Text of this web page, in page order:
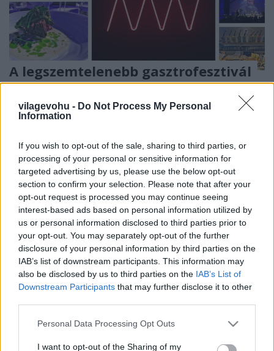
vilagevohu - Do Not Process My Personal
Information
If you wish to opt-out of the sale, sharing to third parties, or
processing of your personal or sensitive information for
targeted advertising by us, please use the below opt-out
section to confirm your selection. Please note that after your
opt-out request is processed you may continue seeing
interest-based ads based on personal information utilized by
us or personal information disclosed to third parties prior to
your opt-out. You may separately opt-out of the further
disclosure of your personal information by third parties on the
IAB’s list of downstream participants. This information may
also be disclosed by us to third parties on the IAB’s List of
Downstream Participants that may further disclose it to other
Please note that this website/app uses one or more Google
not limited to your visit or usage behaviour. You may click to
Personal Data Processing Opt Outs
I want to opt-out of the Sharing of my
A legszemtelenebb gasztrofesztivál
Az Omnivore egy egészen furcsa elegye egy magas
tele meglepetésekkel. Csak egy biztos, hogy izgalmas
és különleges lesz.